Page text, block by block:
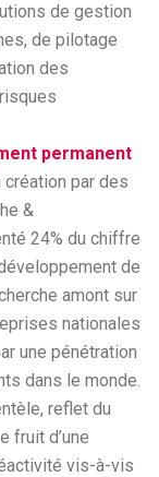
de gestion
de pilotage
des
permanent
par des
&
24% du chiffre
de
amont sur
nationales
une pénétration
dans le monde.
reflet du
fruit d’une
vis-à-vis